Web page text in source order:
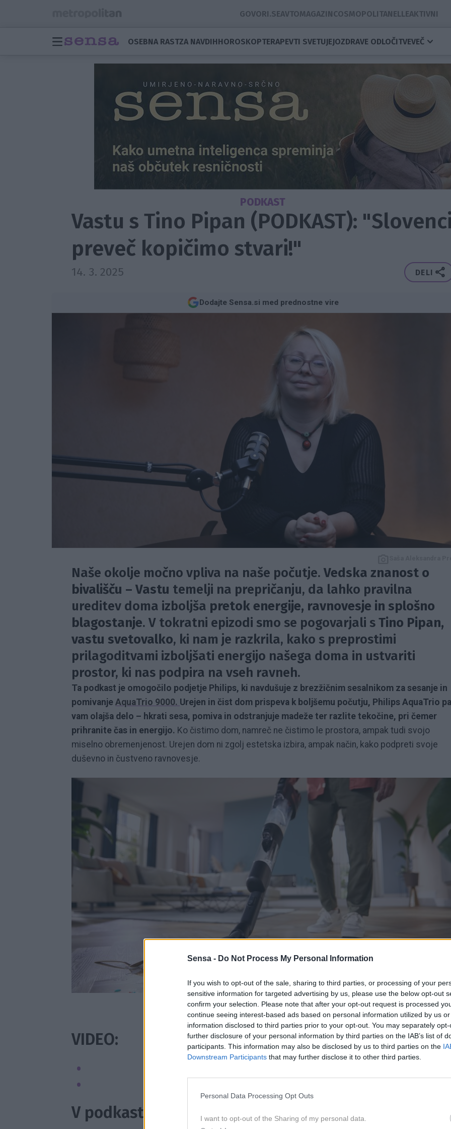
Sensa - Do Not Process My Personal Information
If you wish to opt-out of the sale, sharing to third parties, or processing of your
sensitive information for targeted advertising by us, please use the below opt-out
confirm your selection. Please note that after your opt-out request is processed
continue seeing interest-based ads based on personal information utilized by us
information disclosed to third parties prior to your opt-out. You may separately
further disclosure of your personal information by third parties on the IAB’s list of
participants. This information may also be disclosed by us to third parties on the
Downstream Participants that may further disclose it to other third parties.
Personal Data Processing Opt Outs
I want to opt-out of the Sharing of my personal data.
GOVORI.SEAVTOMAGAZINCOSMOPOLITANELLEAKTIVNI
OSEBNA RASTZA NAVDIHHOROSKOPTERAPEVTI SVETUJEJOZDRAVE ODLOČITVEVEČ
PODKAST
Vastu s Tino Pipan (PODKAST):
preveč kopičimo stvari!"
14. 3. 2025 DELI
Dodajte Sensa.si med prednostne vire
Naše okolje močno vpliva na naše počutje. Vedska znanost o
bivališču – Vastu temelji na prepričanju, da lahko pravilna
ureditev doma izboljša pretok energije, ravnovesje in splošno
blagostanje. V tokratni epizodi smo se pogovarjali sTino Pipan,
vastu svetovalko, ki nam je razkrila, kako s preprostimi
prilagoditvami izboljšati energijo našega doma in ustvariti
prostor, ki nas podpira na vseh ravneh.
Ta podkast je omogočilo podjetje Philips, ki navdušuje z brezžičnim sesalnikom za sesanje in
pomivanje AquaTrio 9000. Urejen in čist dom prispeva k boljšemu počutju, Philips AquaTrio pa
vam olajša delo – hkrati sesa, pomiva in odstranjuje madeže ter razlite tekočine, pri čemer
prihranite čas in energijo. Ko čistimo dom, namreč ne čistimo le prostora, ampak tudi svojo
miselno obremenjenost. Urejen dom ni zgolj estetska izbira, ampak način, kako podpreti svoje
duševno in čustveno ravnovesje.
VIDEO:
V podkastu najdete odgovore na vprašanja: